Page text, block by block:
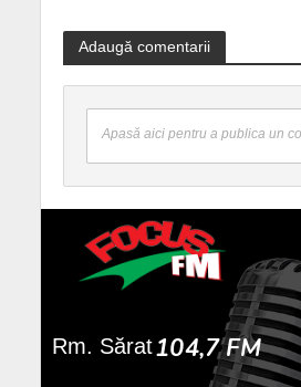
Adaugă comentarii
Apasă aici pentru a publica un